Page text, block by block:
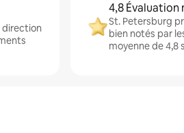
direction
4,8 Évaluation
St. Petersburg
bien notés par
moyenne de 4,8